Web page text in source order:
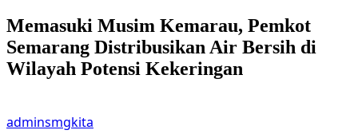
Memasuki Musim Kemarau, Pemkot
Semarang Distribusikan Air Bersih di
Wilayah Potensi Kekeringan
adminsmgkita